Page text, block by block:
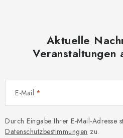
Aktuelle
Veranstaltungen
E-Mail
Durch Eingabe Ihrer E-Mail-Adresse
Datenschutzbestimmungen zu.